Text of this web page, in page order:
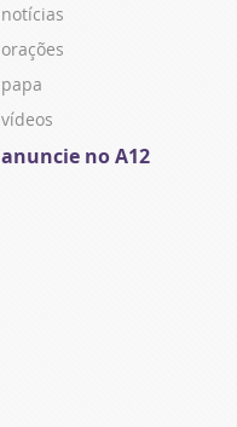
notícias
orações
papa
vídeos
anuncie no A12